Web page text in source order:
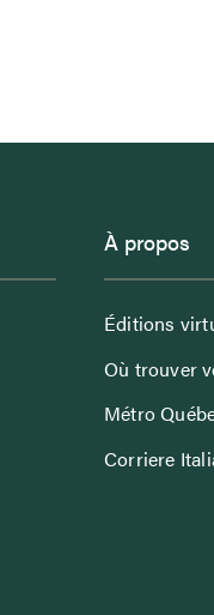
À propos
Éditions
Où trouver
Métro
Corriere